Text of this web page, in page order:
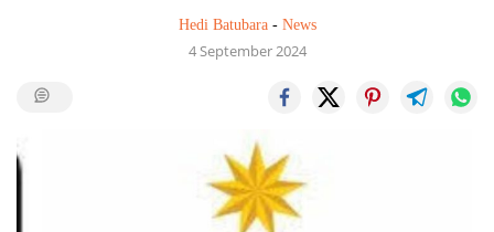
Hedi Batubara- News
4 September 2024